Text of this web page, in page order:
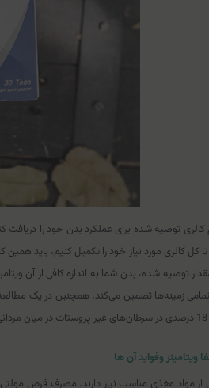
توصیه شده برای عملکرد بدن خود را دریافت
کالری مورد نیاز خود را تکمیل کنیم، باید
توصیه شده، بدن شما به اندازه کافی از آن
وفواید آن ها
مواد مغذی مناسب نیاز دارند. مصرف قرص مولتی